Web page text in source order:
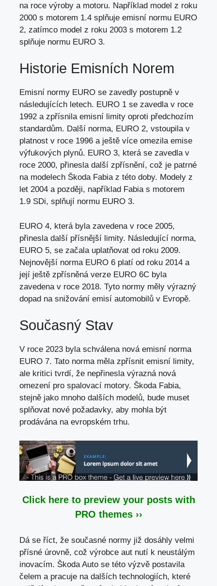
na roce výroby a motoru. Například model z roku
2000 s motorem 1.4 splňuje emisní normu EURO
2, zatímco model z roku 2003 s motorem 1.2
splňuje normu EURO 3.
Historie Emisních Norem
Emisní normy EURO se zavedly postupně v
následujících letech. EURO 1 se zavedla v roce
1992 a zpřísnila emisní limity oproti předchozím
standardům. Další norma, EURO 2, vstoupila v
platnost v roce 1996 a ještě více omezila emise
výfukových plynů. EURO 3, která se zavedla v
roce 2000, přinesla další zpřísnění, což je patrné
na modelech Škoda Fabia z této doby. Modely z
let 2004 a později, například Fabia s motorem
1.9 SDi, splňují normu EURO 3.
EURO 4, která byla zavedenav roce 2005,
přinesla další přísnější limity. Následující norma,
EURO 5, se začala uplatňovat od roku 2009.
Nejnovější norma EURO 6 platí od roku 2014 a
její ještě zpřísněná verze EURO 6C byla
zavedena v roce 2018. Tyto normy měly výrazný
dopad na snižování emisí automobilů v Evropě.
Současný Stav
V roce 2023 byla schválena nová emisní norma
EURO 7. Tato norma měla zpřísnit emisní limity,
ale kritici tvrdí, že nepřinesla výrazná nová
omezení pro spalovací motory. Škoda Fabia,
stejně jako mnoho dalších modelů, bude muset
splňovat nové požadavky, aby mohla být
prodávána na evropském trhu.
Click here to preview your posts with
PRO themes ››
Dá se říct, že současné normy již dosáhly velmi
přísné úrovně, což výrobce aut nutí k neustálým
inovacím. Škoda Auto se této výzvě postavila
čelem a pracuje na dalších technologiích, které